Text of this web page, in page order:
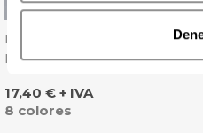
Pantalón Trabajo
Multibolsillos Confort Fit -
Precio
17,40 € + IVA
8 colores